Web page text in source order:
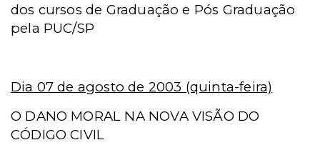
dos cursos de Graduação e Pós Graduação
pela PUC/SP
Dia 07 de agosto de 2003 (quinta-feira)
O DANO MORAL NA NOVA VISÃO DO
CÓDIGO CIVIL